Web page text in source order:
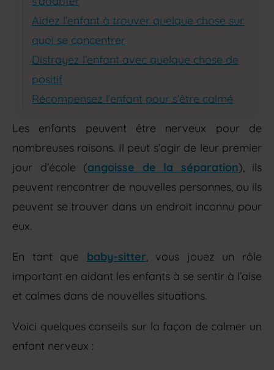
Aidez l’enfant à trouver quelque chose sur
quoi se concentrer
Distrayez l’enfant avec quelque chose de
positif
Récompensez l’enfant pour s’être calmé
Les enfants peuvent être nerveux pour de
nombreuses raisons. Il peut s’agir de leur premier
jour d’école (angoisse de la séparation), ils
peuvent rencontrer de nouvelles personnes, ou ils
peuvent se trouver dans un endroit inconnu pour
eux.
En tant que baby-sitter, vous jouez un rôle
important en aidant les enfants à se sentir à l’aise
et calmes dans de nouvelles situations.
Voici quelques conseils sur la façon de calmer un
enfant nerveux :